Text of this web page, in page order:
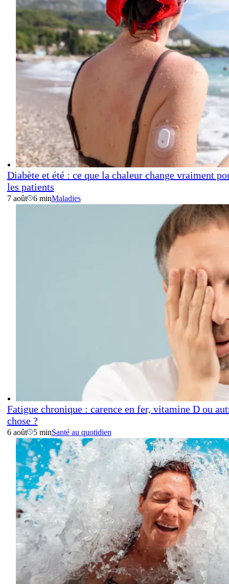
Diabète et été : ce que la chaleur change vraiment
les patients
7 août 6 minMaladies
Fatigue chronique : carence en fer, vitamine D ou
chose ?
6 août 5 minSanté au quotidien